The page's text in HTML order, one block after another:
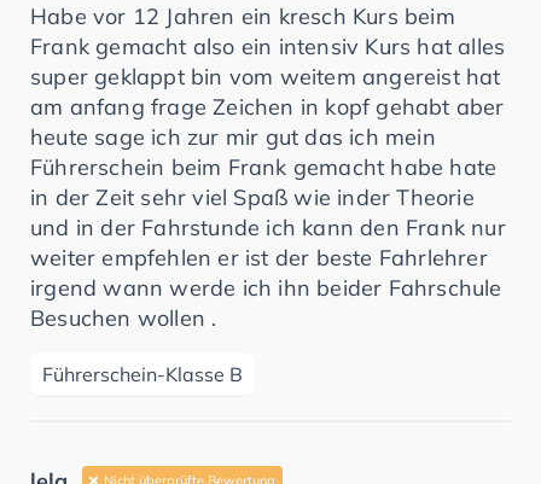
Habe vor 12 Jahren ein kresch Kurs beim
Frank gemacht also ein intensiv Kurs hat alles
super geklappt bin vom weitem angereist hat
am anfang frage Zeichen in kopf gehabt aber
heute sage ich zur mir gut das ich mein
Führerschein beim Frank gemacht habe hate
in der Zeit sehr viel Spaß wie inder Theorie
und in der Fahrstunde ich kann den Frank nur
weiter empfehlen er ist der beste Fahrlehrer
irgend wann werde ich ihn beider Fahrschule
Besuchen wollen .
Führerschein-Klasse B
Nicht überprüfte Bewertung